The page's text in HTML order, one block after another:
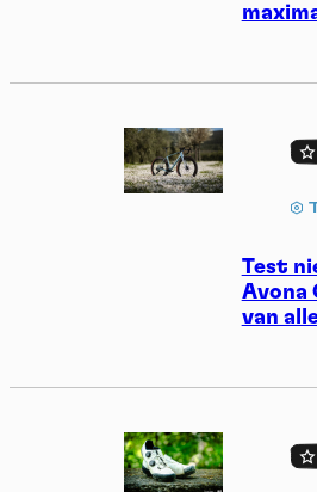
Test
Avona
van